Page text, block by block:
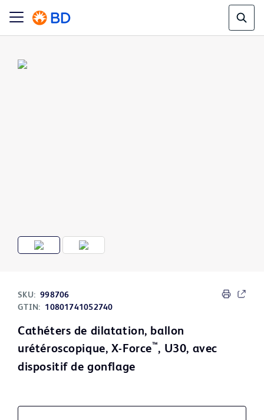
SKU: 998706
GTIN:
10801741052740
Cathéters de dilatation, ballon
urétéroscopique, X-Force™, U30, avec
dispositif de gonflage